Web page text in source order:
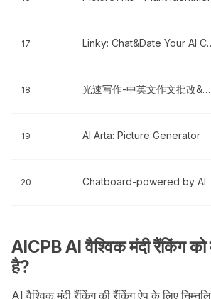
17 Linky:
18 光速写作-中英文作文批改&AI写作
19 AI Arta: Picture Generator
20 Chatboard-powered by AI
AICPB AI वैश्विक मंदी रैंकिंग
है?
AI वैश्विक मंदी रैंकिंग की रैंकिंग ऐप के लिए